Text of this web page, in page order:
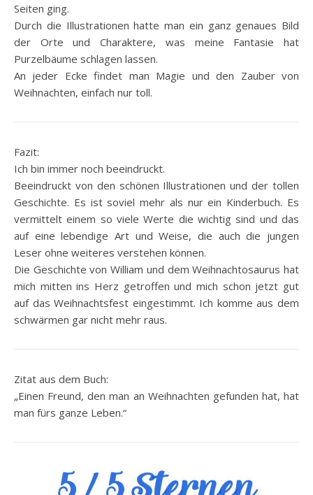
Seiten ging.
Durch die Illustrationen hatte man ein ganz genaues Bild
der Orte und Charaktere, was meine Fantasie hat
Purzelbäume schlagen lassen.
An jeder Ecke findet man Magie und den Zauber von
Weihnachten, einfach nur toll.
Fazit:
Ich bin immer noch beeindruckt.
Beeindruckt von den schönen Illustrationen und der tollen
Geschichte. Es ist soviel mehr als nur ein Kinderbuch. Es
vermittelt einem so viele Werte die wichtig sind und das
auf eine lebendige Art und Weise, die auch die jungen
Leser ohne weiteres verstehen können.
Die Geschichte von William und dem Weihnachtosaurus hat
mich mitten ins Herz getroffen und mich schon jetzt gut
auf das Weihnachtsfest eingestimmt. Ich komme aus dem
schwärmen gar nicht mehr raus.
Zitat aus dem Buch:
„Einen Freund, den man an Weihnachten gefunden hat, hat
man fürs ganze Leben.“